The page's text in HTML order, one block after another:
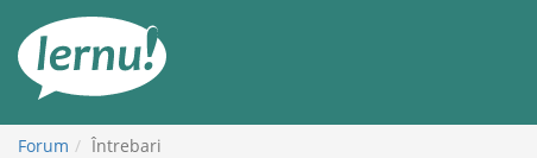
conținut
Forum Întrebari